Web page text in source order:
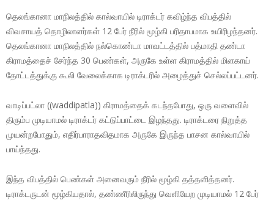
தெலங்கானா மாநிலத்தில் கால்வாயில் டிராக்டர் கவிழ்ந்த விபத்தில்
விவசாயத் தொழிலாளர்கள் 12 பேர் நீரில் மூழ்கி பரிதாபமாக உயிரிழந்தனர்.
தெலங்கானா மாநிலத்தில் நல்கொண்டா மாவட்டத்தில் பத்மாதி தண்டா
கிராமத்தைச் சேர்ந்த 30 பெண்கள், அருகே உள்ள கிராமத்தில் மிளகாய்
தோட்டத்துக்கு கூலி வேலைக்காக டிராக்டரில் அழைத்துச் செல்லப்பட்டனர்.
வாடிப்பட்லா ((waddipatla)) கிராமத்தைக் கடந்தபோது, ஒரு வளைவில்
திரும்ப முடியாமல் டிராக்டர் கட்டுப்பாட்டை இழந்தது. டிராக்டரை நிறுத்த
முயன்றபோதும், எதிர்பாராதவிதமாக அருகே இருந்த பாசன கால்வாயில்
பாய்ந்தது.
இந்த விபத்தில் பெண்கள் அனைவரும் நீரில் மூழ்கி தத்தளித்தனர்.
டிராக்டருடன் மூழ்கியதால், தண்ணீரிலிருந்து வெளியேற முடியாமல் 12 பேர்